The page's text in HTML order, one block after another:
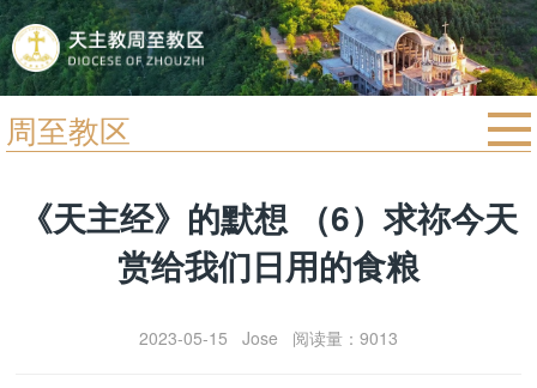
周至教区
宗教法规
《天主经》的默想 （6）求祢今天
赏给我们日用的食粮
2023-05-15 Jose 阅读量：9013